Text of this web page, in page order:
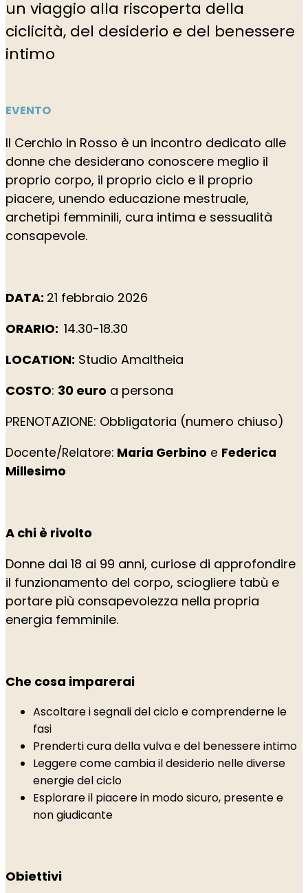
un viaggio alla riscoperta della
ciclicità, del desiderio e del benessere
intimo
EVENTO
Il Cerchio in Rosso è un incontro dedicato alle
donne che desiderano conoscere meglio il
proprio corpo, il proprio ciclo e il proprio
piacere, unendo educazione mestruale,
archetipi femminili, cura intima e sessualità
consapevole.
DATA: 21 febbraio 2026
ORARIO: 14.30-18.30
LOCATION: Studio Amaltheia
COSTO: 30 euro a persona
PRENOTAZIONE: Obbligatoria (numero chiuso)
Docente/Relatore: Maria Gerbino e Federica
Millesimo
A chi è rivolto
Donne dai 18 ai 99 anni, curiose di approfondire
il funzionamento del corpo, sciogliere tabù e
portare più consapevolezza nella propria
energia femminile.
Che cosa imparerai
Ascoltare i segnali del ciclo e comprenderne le
fasi
Prenderti cura della vulva e del benessere intimo
Leggere come cambia il desiderio nelle diverse
energie del ciclo
Esplorare il piacere in modo sicuro, presente e
non giudicante
Obiettivi